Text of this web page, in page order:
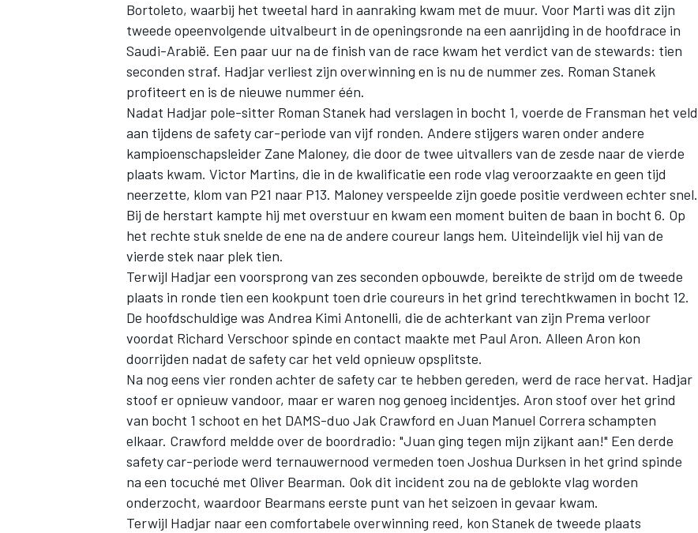
Bortoleto, waarbij het tweetal hard in aanraking kwam met de muur. Voor Marti was dit zijn
tweede opeenvolgende uitvalbeurt in de openingsronde na een aanrijding in de hoofdrace in
Saudi-Arabië. Een paar uur na de finish van de race kwam het verdict van de stewards: tien
seconden straf. Hadjar verliest zijn overwinning en is nu de nummer zes. Roman Stanek
profiteert en is de nieuwe nummer één.
Nadat Hadjar pole-sitter Roman Stanek had verslagen in bocht 1, voerde de Fransman het veld
aan tijdens de safety car-periode van vijf ronden. Andere stijgers waren onder andere
kampioenschapsleider Zane Maloney, die door de twee uitvallers van de zesde naar de vierde
plaats kwam. Victor Martins, die in de kwalificatie een rode vlag veroorzaakte en geen tijd
neerzette, klom van P21 naar P13. Maloney verspeelde zijn goede positie verdween echter snel.
Bij de herstart kampte hij met overstuur en kwam een moment buiten de baan in bocht 6. Op
het rechte stuk snelde de ene na de andere coureur langs hem. Uiteindelijk viel hij van de
vierde stek naar plek tien.
Terwijl Hadjar een voorsprong van zes seconden opbouwde, bereikte de strijd om de tweede
plaats in ronde tien een kookpunt toen drie coureurs in het grind terechtkwamen in bocht 12.
De hoofdschuldige was Andrea Kimi Antonelli, die de achterkant van zijn Prema verloor
voordat Richard Verschoorspinde en contact maakte met Paul Aron. Alleen Aron kon
doorrijden nadat de safety car het veld opnieuw opsplitste.
Na nog eens vier ronden achter de safety car te hebben gereden, werd de race hervat. Hadjar
stoof er opnieuw vandoor, maar er waren nog genoeg incidentjes. Aron stoof over het grind
van bocht 1 schoot en het DAMS-duo Jak Crawford en Juan Manuel Correra schampten
elkaar. Crawford meldde over de boordradio: "Juan ging tegen mijn zijkant aan!" Een derde
safety car-periode werd ternauwernood vermeden toen Joshua Durksen in het grind spinde
na een tocuché met Oliver Bearman. Ook dit incident zou na de geblokte vlag worden
onderzocht, waardoor Bearmans eerste punt van het seizoen in gevaar kwam.
Terwijl Hadjar naar een comfortabele overwinning reed, kon Stanek de tweede plaats